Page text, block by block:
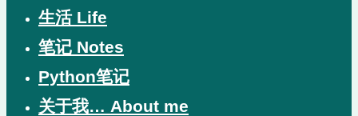
生活 Life
笔记 Notes
Python笔记
关于我… About me